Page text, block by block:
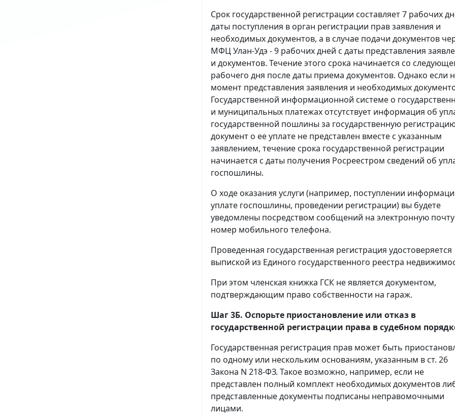
Срок государственной регистрации составляет 7 рабочих
даты поступления в орган регистрации прав заявления и
необходимых документов, а в случае подачи документов
МФЦ Улан-Удэ - 9 рабочих дней с даты представления
и документов. Течение этого срока начинается со
рабочего дня после даты приема документов. Однако если
момент представления заявления и необходимых
Государственной информационной системе о
и муниципальных платежах отсутствует информация об
государственной пошлины за государственную
документ о ее уплате не представлен вместе с указанным
заявлением, течение срока государственной регистрации
начинается с даты получения Росреестром сведений об
госпошлины.
О ходе оказания услуги (например, поступлении
уплате госпошлины, проведении регистрации) вы будете
уведомлены посредством сообщений на электронную
номер мобильного телефона.
Проведенная государственная регистрация удостоверяется
выпиской из Единого государственного реестра
При этом членская книжка ГСК не является документом,
подтверждающим право собственности на гараж.
Шаг 3Б. Оспорьте приостановление или отказ в
государственной регистрации права в судебном
Государственная регистрация прав может быть
по одному или нескольким основаниям, указанным в ст. 26
Закона N 218-ФЗ. Такое возможно, например, если не
представлен полный комплект необходимых документов
представленные документы подписаны неправомочными
лицами.